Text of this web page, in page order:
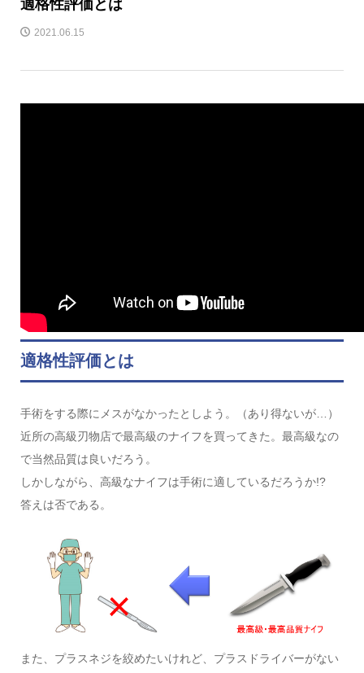
2021.06.15
適格性評価とは
手術をする際にメスがなかったとしよう。（あり得ないが…）
近所の高級刃物店で最高級のナイフを買ってきた。最高級なの
で当然品質は良いだろう。
しかしながら、高級なナイフは手術に適しているだろうか!?
答えは否である。
また、プラスネジを絞めたいけれど、プラスドライバーがない